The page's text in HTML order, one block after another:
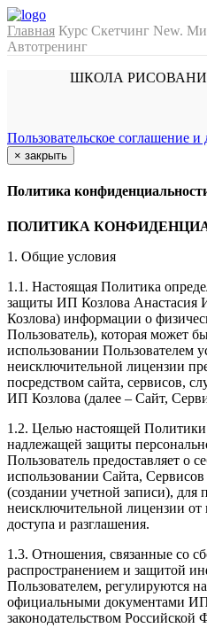
Главная Курс Скетчинг New.
Автотренинг
ШКОЛА
Пользовательское соглашение
× закрыть
Политика
ПОЛИТИКА
1. Общие условия
1.1. Настоящая Политика
защиты ИП Козлова Анастасия
Козлова) информации о
Пользователь), которая может
использовании Пользователем
неисключительной лицензии
посредством сайта, сервисов,
ИП Козлова (далее – Сайт,
1.2. Целью настоящей Политики
надлежащей защиты
Пользователь предоставляет о
использовании Сайта,
(создании учетной записи), для
неисключительной лицензии
доступа и разглашения.
1.3. Отношения, связанные со
распространением и защитой
Пользователем, регулируются
официальными документами
законодательством Российской